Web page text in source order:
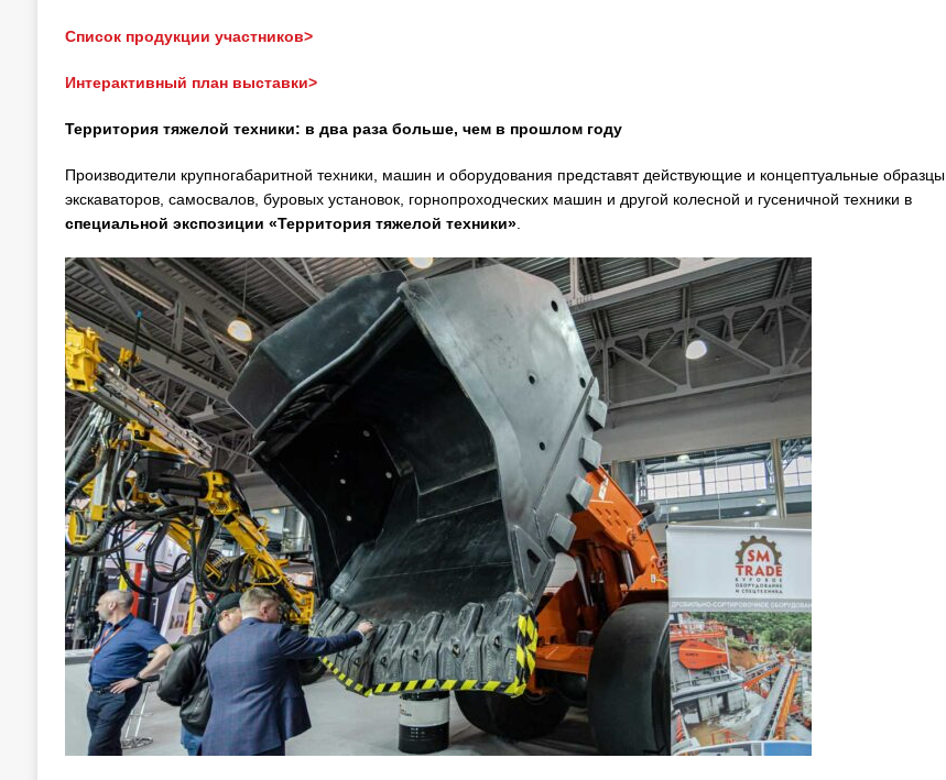
Список продукции участников>
Интерактивный план выставки>
Территория тяжелой техники: в два раза больше, чем в прошлом году
Производители крупногабаритной техники, машин и оборудования представят действующие и концептуальные образцы
экскаваторов, самосвалов, буровых установок, горнопроходческих машин и другой колесной и гусеничной техники в
специальной экспозиции «Территория тяжелой техники».